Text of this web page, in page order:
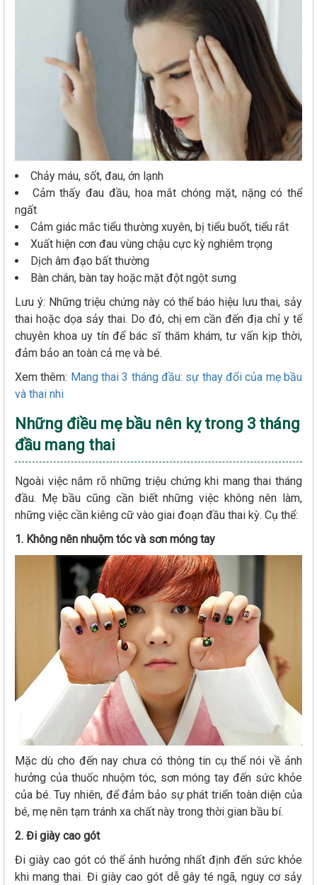
Chảy máu, sốt, đau, ớn lạnh
Cảm thấy đau đầu, hoa mắt chóng mặt, nặng có thể
ngất
Cảm giác mắc tiểu thường xuyên, bị tiểu buốt, tiểu rắt
Xuất hiện cơn đau vùng chậu cực kỳ nghiêm trọng
Dịch âm đạo bất thường
Bàn chân, bàn tay hoặc mặt đột ngột sưng
Lưu ý: Những triệu chứng này có thể báo hiệu lưu thai, sảy
thai hoặc dọa sảy thai. Do đó, chị em cần đến địa chỉ y tế
chuyên khoa uy tín để bác sĩ thăm khám, tư vấn kịp thời,
đảm bảo an toàn cả mẹ và bé.
Xem thêm: Mang thai 3 tháng đầu: sự thay đổi của mẹ bầu
và thai nhi
Những điều mẹ bầu nên kỵ trong 3 tháng
đầu mang thai
Ngoài việc nắm rõ những triệu chứng khi mang thai tháng
đầu. Mẹ bầu cũng cần biết những việc không nên làm,
những việc cần kiêng cữ vào giai đoạn đầu thai kỳ. Cụ thể:
1. Không nên nhuộm tóc và sơn móng tay
Mặc dù cho đến nay chưa có thông tin cụ thể nói về ảnh
hưởng của thuốc nhuộm tóc, sơn móng tay đến sức khỏe
của bé. Tuy nhiên, để đảm bảo sự phát triển toàn diện của
bé, mẹ nên tạm tránh xa chất này trong thời gian bầu bí.
2. Đi giày cao gót
Đi giày cao gót có thể ảnh hưởng nhất định đến sức khỏe
khi mang thai. Đi giày cao gót dễ gây té ngã, nguy cơ sảy